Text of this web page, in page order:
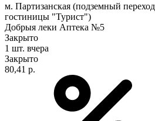
м. Партизанская (подземный
гостиницы "Турист")
Добрыя леки Аптека №5
Закрыто
1 шт. вчера
Закрыто
80,41 р.